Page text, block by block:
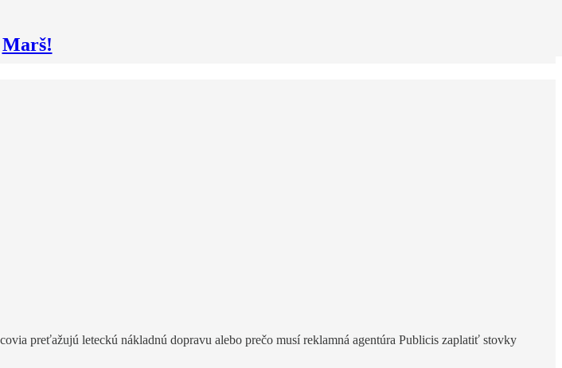
Marš!
preťažujú leteckú nákladnú dopravu alebo prečo musí reklamná agentúra Publicis zaplatiť stovky